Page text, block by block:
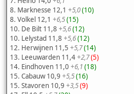
8. Marknesse 12,1 +5,0(10)
8. Volkel 12,1 +6,5(15)
10. De Bilt 11,8 +5,6(12)
10. Lelystad 11,8 +5,6(12)
12. Herwijnen 11,5 +5,7(14)
13. Leeuwarden 11,4 +2,7(5)
14. Eindhoven 11,0 +6,1 (18)
15. Cabauw 10,9 +5,5(16)
15. Stavoren 10,9 +3,5(9)